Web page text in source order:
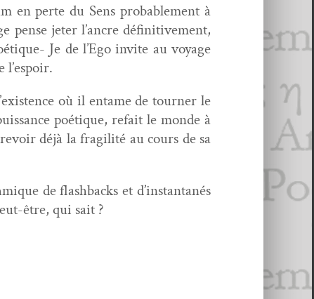
en perte du Sens prob­a­ble­ment à
pense jeter l’ancre défini­tive­ment,
Je de l’Ego invite au voy­age
l’espoir.
où il entame de tourn­er le
poé­tique, refait le monde à
déjà la fragilité au cours de sa
de flash­backs et d’instantanés
être, qui sait ?